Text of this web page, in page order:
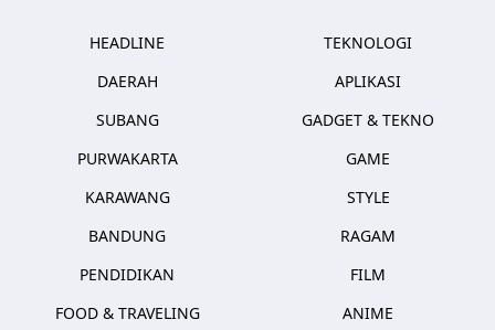
HEADLINE
DAERAH
SUBANG
PURWAKARTA
KARAWANG
BANDUNG
PENDIDIKAN
FOOD & TRAVELING
TEKNOLOGI
APLIKASI
GADGET & TEKNO
GAME
STYLE
RAGAM
FILM
ANIME